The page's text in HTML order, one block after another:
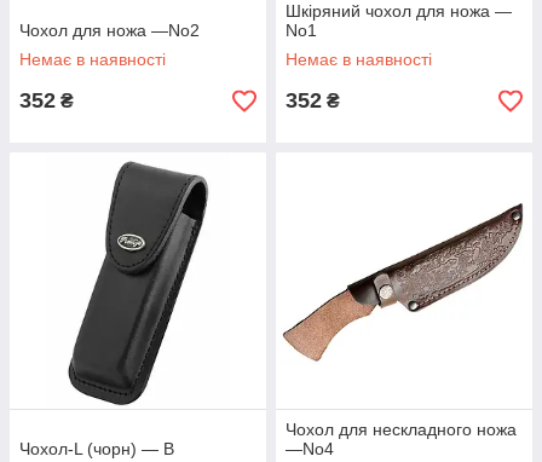
Чохол для ножа —No2
Немає в наявності
352 ₴
Шкіряний чохол для ножа —
No1
Немає в наявності
352 ₴
Чохол-L (чорн) — B
Чохол для нескладного ножа
—No4